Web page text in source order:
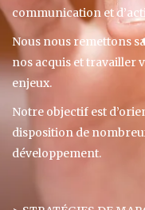
communication et
Nous nous remettons
nos acquis et travailler
enjeux.
Notre objectif est
disposition de
développement.